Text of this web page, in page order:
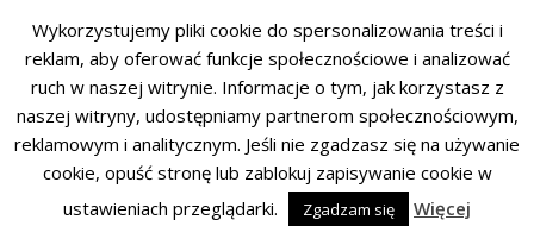
RSSFacebook
Twitter
Wykorzystujemy pliki cookie do spersonalizowania treści i
reklam, aby oferować funkcje społecznościowe i analizować
ruch w naszej witrynie. Informacje o tym, jak korzystasz z
naszej witryny, udostępniamy partnerom społecznościowym,
reklamowym i analitycznym. Jeśli nie zgadzasz się na używanie
cookie, opuść stronę lub zablokuj zapisywanie cookie w
ustawieniach przeglądarki.
Zgadzam się Więcej